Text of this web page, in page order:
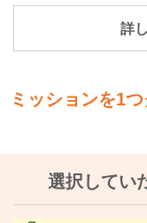
詳
ミッションを1
選択してい